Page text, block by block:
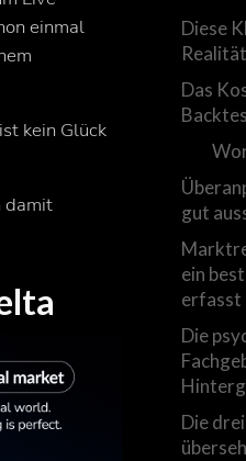
einmal
kein Glück
damit
Diese
Das
gut
ein
erfasst
Die
Die